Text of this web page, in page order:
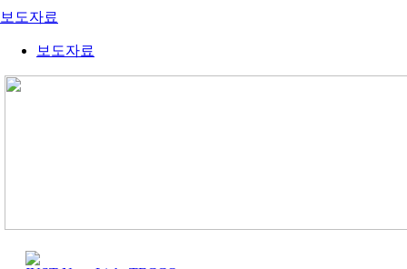
보도자료
보도자료